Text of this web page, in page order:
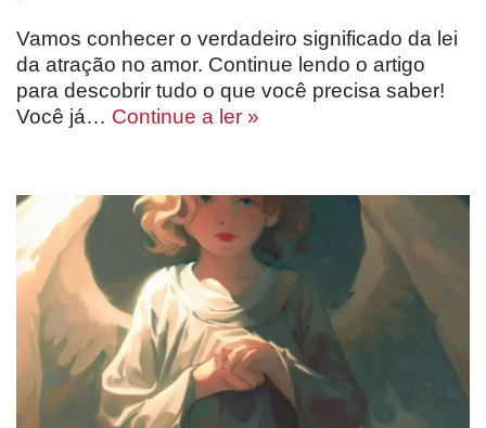
Vamos conhecer o verdadeiro significado da lei
da atração no amor. Continue lendo o artigo
para descobrir tudo o que você precisa saber!
Você já… Continue a ler »